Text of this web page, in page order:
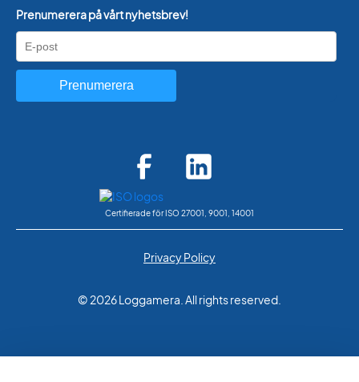
Prenumerera på vårt nyhetsbrev!
Prenumerera
Certifierade för ISO 27001, 9001, 14001
© 2026 Loggamera. All rights reserved.
Privacy Policy